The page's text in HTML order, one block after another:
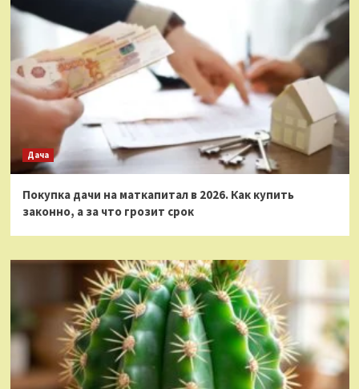
Дача
Покупка дачи на маткапитал в 2026. Как купить
законно, а за что грозит срок